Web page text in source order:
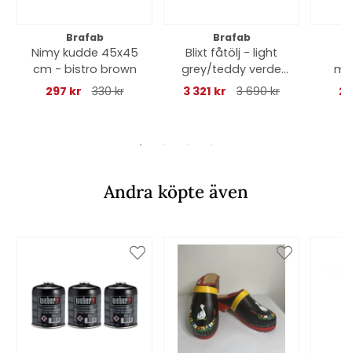
Brafab
Nimy kudde 45x45
cm - bistro brown
297 kr
330 kr
Brafab
Blixt fåtölj - light
grey/teddy verde
dyna
3 321 kr 3 690 kr
Andra köpte även